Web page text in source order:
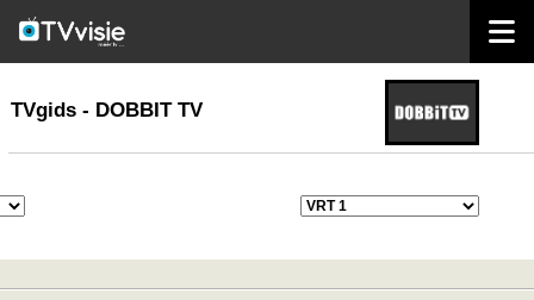
TVgids
TVgids - DOBBIT TV